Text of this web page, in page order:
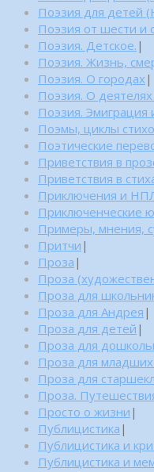
Поэзия для детей
Поэзия от шести и
Поэзия. Детское. |
Поэзия. Жизнь,
Поэзия. О городах |
Поэзия. О
Поэзия. Эмиграция
Поэмы, циклы
Поэтические
Приветствия в
Приветствия в
Приключения и
Приключенческие
Примеры, мнения,
Притчи |
Проза |
Проза
Проза для
Проза для Андрея |
Проза для детей |
Проза для
Проза для
Проза для
Проза.
Просто о жизни |
Публицистика |
Публицистика и
Публицистика и